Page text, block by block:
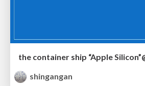
shingangan